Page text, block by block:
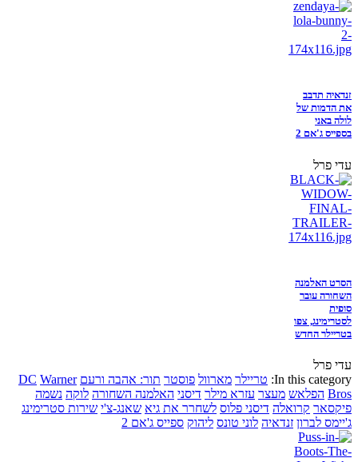
זנדאיה תדבב
את הדמות של
לולה באני
בספייס ג'אם 2
עדי פרל
הסרט האלמנה
השחורה עובר
סופית
לסטרימינג, צפו
בטריילר החדש
עדי פרל
In this category: טריילר מארוול פוסטר תור: אהבה ורעם DC Warner
Bros הפלאש מעצר עזרא מילר דיסני האלמנה השחורה לוקה נשמה
פיקסאר קרואלה דיסני פלוס לשחרר את גיא שאנג-צ'י שירות סטרימינג
ג'יימס לברון זנדאיה לוני טונס ליהוק ספייס ג'אם 2